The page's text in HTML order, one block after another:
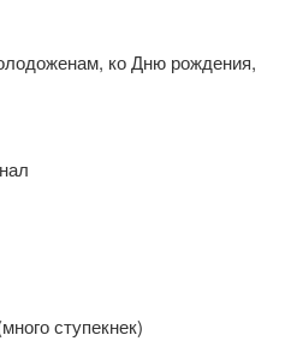
ко Дню рождения,
ступекнек)